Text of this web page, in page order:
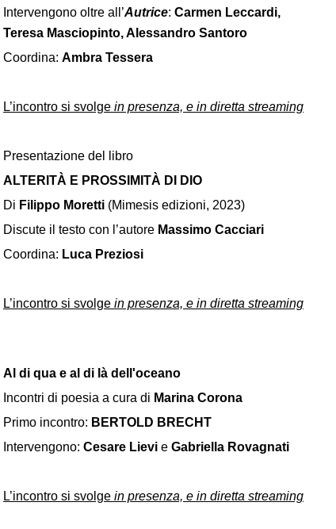
Intervengono oltre all’Autrice: Carmen Leccardi,
Teresa Masciopinto, Alessandro Santoro
Coordina: Ambra Tessera
L’incontro si svolge in presenza, e in diretta streaming
Presentazione del libro
ALTERITÀ E PROSSIMITÀ DI DIO
Di Filippo Moretti (Mimesis edizioni, 2023)
Discute il testo con l’autore Massimo Cacciari
Coordina: Luca Preziosi
L’incontro si svolge in presenza, e in diretta streaming
Al di qua e al di là dell'oceano
Incontri di poesia a cura di Marina Corona
Primo incontro: BERTOLD BRECHT
Intervengono: Cesare Lievi e Gabriella Rovagnati
L’incontro si svolge in presenza, e in diretta streaming